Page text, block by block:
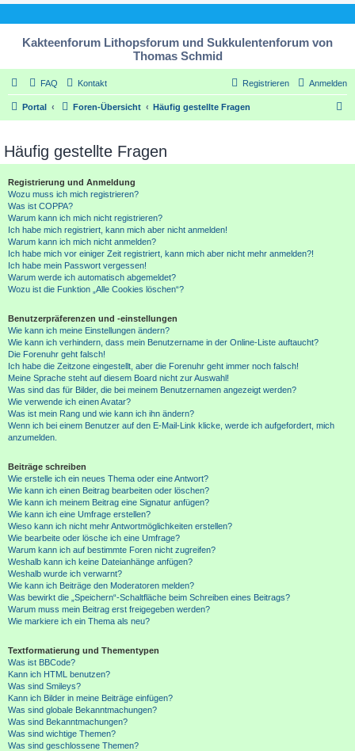
Kakteenforum Lithopsforum und Sukkulentenforum von
Thomas Schmid
FAQ Kontakt Anmelden
Registrieren
Portal Foren-Übersicht Häufig gestellte Fragen
h
Häufig gestellte Fragen
Registrierung und Anmeldung
Wozu muss ich mich registrieren?
Was ist COPPA?
Warum kann ich mich nicht registrieren?
Ich habe mich registriert, kann mich aber nicht anmelden!
Warum kann ich mich nicht anmelden?
Ich habe mich vor einiger Zeit registriert, kann mich aber nicht mehr anmelden?!
Ich habe mein Passwort vergessen!
Warum werde ich automatisch abgemeldet?
Wozu ist die Funktion „Alle Cookies löschen“?
Benutzerpräferenzen und -einstellungen
Wie kann ich meine Einstellungen ändern?
Wie kann ich verhindern, dass mein Benutzername in der Online-Liste auftaucht?
Die Forenuhr geht falsch!
Ich habe die Zeitzone eingestellt, aber die Forenuhr geht immer noch falsch!
Meine Sprache steht auf diesem Board nicht zur Auswahl!
Was sind das für Bilder, die bei meinem Benutzernamen angezeigt werden?
Wie verwende ich einen Avatar?
Was ist mein Rang und wie kann ich ihn ändern?
Wenn ich bei einem Benutzer auf den E-Mail-Link klicke, werde ich aufgefordert, mich
anzumelden.
Beiträge schreiben
Wie erstelle ich ein neues Thema oder eine Antwort?
Wie kann ich einen Beitrag bearbeiten oder löschen?
Wie kann ich meinem Beitrag eine Signatur anfügen?
Wie kann ich eine Umfrage erstellen?
Wieso kann ich nicht mehr Antwortmöglichkeiten erstellen?
Wie bearbeite oder lösche ich eine Umfrage?
Warum kann ich auf bestimmte Foren nicht zugreifen?
Weshalb kann ich keine Dateianhänge anfügen?
Weshalb wurde ich verwarnt?
Wie kann ich Beiträge den Moderatoren melden?
Was bewirkt die „Speichern“-Schaltfläche beim Schreiben eines Beitrags?
Warum muss mein Beitrag erst freigegeben werden?
Wie markiere ich ein Thema als neu?
Textformatierung und Thementypen
Was ist BBCode?
Kann ich HTML benutzen?
Was sind Smileys?
Kann ich Bilder in meine Beiträge einfügen?
Was sind globale Bekanntmachungen?
Was sind Bekanntmachungen?
Was sind wichtige Themen?
Was sind geschlossene Themen?